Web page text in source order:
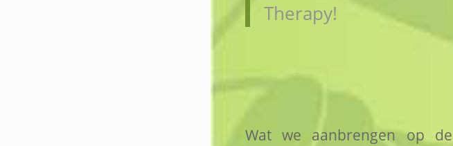
Therapy!
Wat we aanbrengen op de